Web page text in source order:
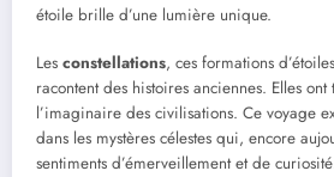
étoile brille d’une lumière unique.
Les constellations, ces formations
racontent des histoires anciennes. Elles
l’imaginaire des civilisations. Ce voyage
dans les mystères célestes qui, encore
sentiments d’émerveillement et de